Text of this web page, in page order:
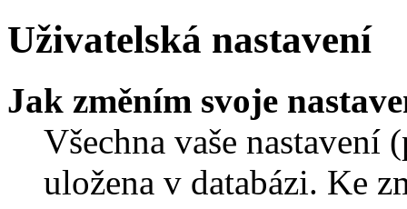
Uživatelská nastavení
Jak změním svoje
Všechna vaše
uložena v databázi. Ke